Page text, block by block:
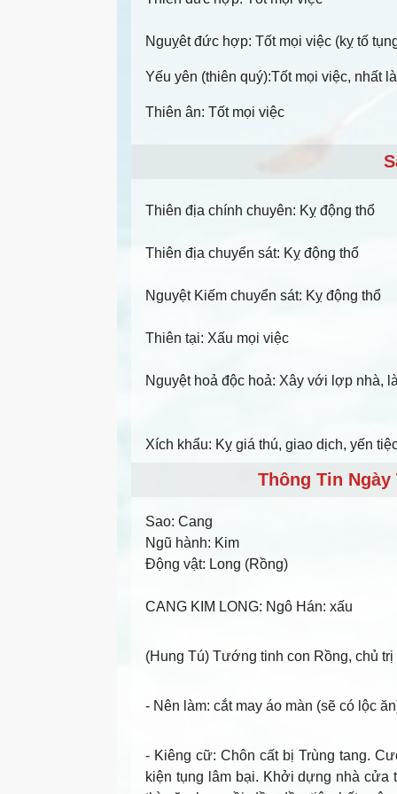
Nguỵêt đức hợp: Tốt mọi việc (kỵ tố
Yếu yên (thiên quý):Tốt mọi việc, nhất
Thiên ân: Tốt mọi việc
Thiên địa chính chuyên: Kỵ động thổ
Thiên địa chuyển sát: Kỵ động thổ
Nguyệt Kiếm chuyển sát: Kỵ động thổ
Thiên tại: Xấu mọi việc
Nguyệt hoả độc hoả: Xây với lợp nhà,
Xích khẩu: Kỵ giá thú, giao dịch, yến
Thông Tin Ngày
Sao: Cang
Ngũ hành: Kim
Động vật: Long (Rồng)
CANG KIM LONG: Ngô Hán: xấu
(Hung Tú) Tướng tinh con Rồng, chủ
- Nên làm: cắt may áo màn (sẽ có lộc
- Kiêng cữ: Chôn cất bị Trùng tang.
kiện tụng lâm bại. Khởi dựng nhà cửa